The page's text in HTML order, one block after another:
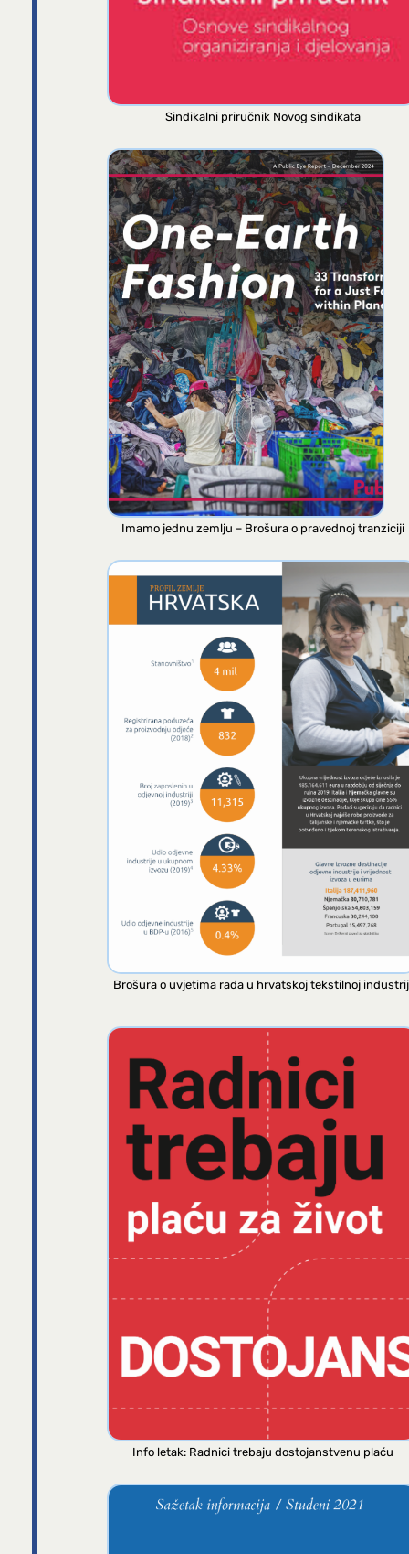
Sindikalni priručnik Novog sindikata
Imamo jednu zemlju – Brošura o pravednoj tranziciji
Brošura o uvjetima rada u hrvatskoj tekstilnoj
Info letak: Radnici trebaju dostojanstvenu plaću